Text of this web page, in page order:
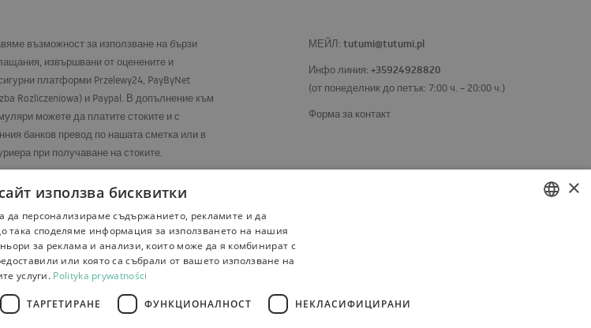
възможност за използване на бързи
извършвани от оценените и
платформи Przelewy24, PayByNet
Rozliczeniowa) и Paypal. В допълнение към
можете да платите стоките и с
банков превод по нашата сметка или в
при получаване на стоките.
1213 4008 0113 0000
МЕЙЛ: tutumi@tutumi.pl
Инфо линия: +35924928820
(от понеделник до петък: 7:00 ч. – 20:00 ч.)
Форма за контакт
Контакти
×
използва бисквитки
да персонализираме съдържанието, рекламите и да
споделяме информация за използването на нашия
за реклама и анализи, които може да я комбинират с
или която са събрали от вашето използване на
услуги. Polityka prywatności
ТАРГЕТИРАНЕ ФУНКЦИОНАЛНОСТ НЕКЛАСИФИЦИРАНИ